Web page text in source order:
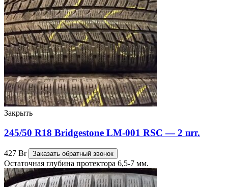
Закрыть
245/50 R18 Bridgestone LM-001 RSC — 2 шт.
427 Br Заказать обратный звонок
Остаточная глубина протектора 6,5-7 мм.